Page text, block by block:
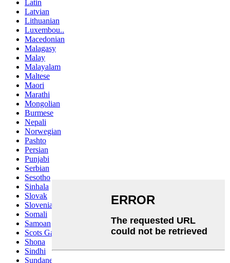
Latin
Latvian
Lithuanian
Luxembou..
Macedonian
Malagasy
Malay
Malayalam
Maltese
Maori
Marathi
Mongolian
Burmese
Nepali
Norwegian
Pashto
Persian
Punjabi
Serbian
Sesotho
Sinhala
Slovak
Slovenian
Somali
Samoan
Scots Gaelic
Shona
Sindhi
Sundanese